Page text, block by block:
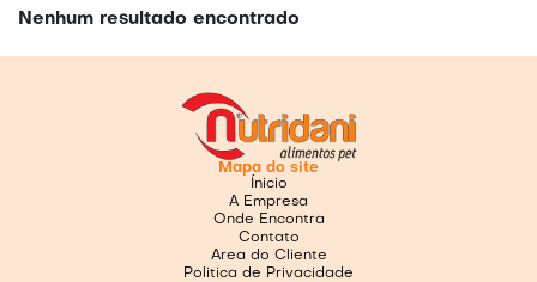
Nenhum resultado encontrado
Mapa do site
Ínicio
A Empresa
Onde Encontra
Contato
Area do Cliente
Politica de Privacidade